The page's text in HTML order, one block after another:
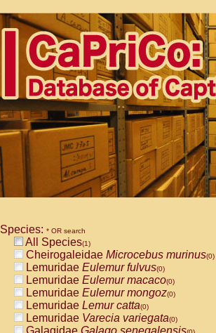
Species: * OR search
All Species(1)
Cheirogaleidae Microcebus murinus(0)
Lemuridae Eulemur fulvus(0)
Lemuridae Eulemur macaco(0)
Lemuridae Eulemur mongoz(0)
Lemuridae Lemur catta(0)
Lemuridae Varecia variegata(0)
Galagidae Galago senegalensis